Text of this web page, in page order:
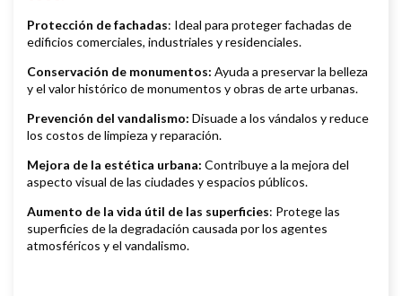
Protección de fachadas: Ideal para proteger fachadas de
edificios comerciales, industriales y residenciales.
Conservación de monumentos: Ayuda a preservar la belleza
y el valor histórico de monumentos y obras de arte urbanas.
Prevención del vandalismo: Disuade a los vándalos y reduce
los costos de limpieza y reparación.
Mejora de la estética urbana: Contribuye a la mejora del
aspecto visual de las ciudades y espacios públicos.
Aumento de la vida útil de las superficies: Protege las
superficies de la degradación causada por los agentes
atmosféricos y el vandalismo.